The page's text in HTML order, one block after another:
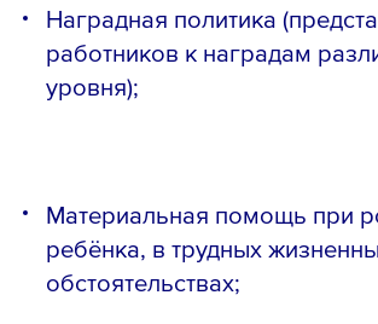
Наградная политика
работников к наградам
уровня);
Материальная помощь при
ребёнка, в трудных
обстоятельствах;